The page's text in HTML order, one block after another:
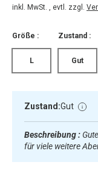
inkl. MwSt. , evtl. zzgl.
Größe :
L
Zustand :
Gut
Zustand:Gut
Beschreibung :
für viele weitere